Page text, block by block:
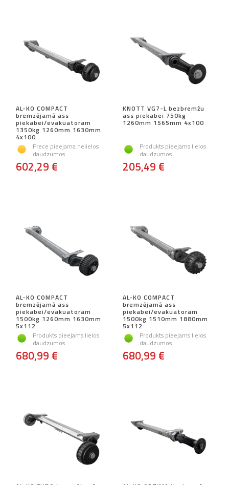
AL-KO COMPACT
bremzējamā ass
piekabei/evakuatoram
1350kg 1260mm 1630mm
4x100
Prece pieejama nelielos
daudzumos
602,29 €
KNOTT VG7-L bezbremžu
ass piekabei 750kg
1260mm 1565mm 4x100
Produkts pieejams lielos
daudzumos
205,49 €
AL-KO COMPACT
bremzējamā ass
piekabei/evakuatoram
1500kg 1260mm 1630mm
5x112
Produkts pieejams lielos
daudzumos
680,99 €
AL-KO COMPACT
bremzējamā ass
piekabei/evakuatoram
1500kg 1510mm 1880mm
5x112
Produkts pieejams lielos
daudzumos
680,99 €